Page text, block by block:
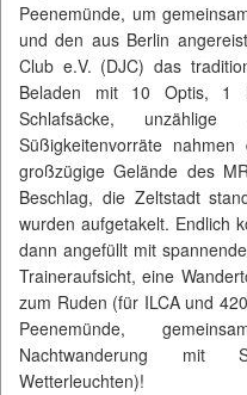
Peenemünde, um
und den aus Berlin
Club e.V. (DJC) das
Beladen mit 10 Optis, 1
Schlafsäcke, unzählige
Süßigkeitenvorräte
großzügige Gelände des
Beschlag, die Zeltstadt
wurden aufgetakelt. Endlich
dann angefüllt mit
Traineraufsicht, eine
zum Ruden (für ILCA und
Peenemünde,
Nachtwanderung mit
Wetterleuchten)!